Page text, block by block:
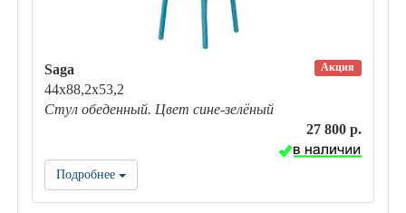
Акция
Saga
44х88,2х53,2
Стул обеденный. Цвет сине-зелёный
27 800 р.
Подробнее